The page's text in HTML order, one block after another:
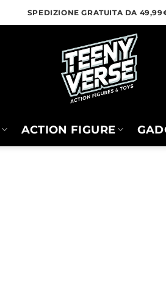
SPEDIZIONE GRATUITA DA
ACTION FIGURE